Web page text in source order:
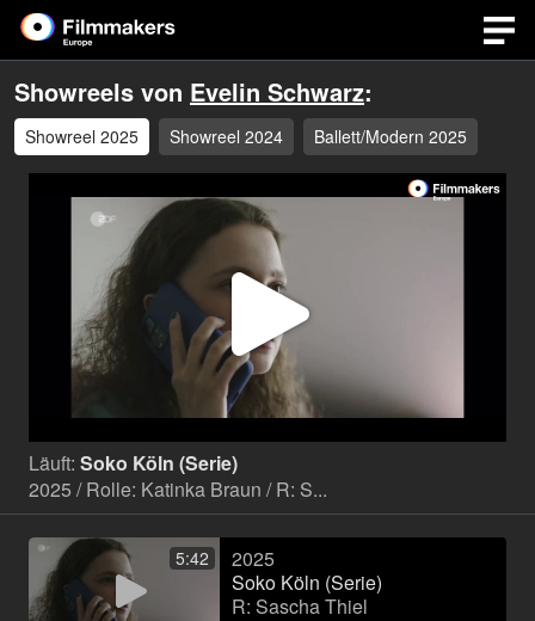
Showreels von Evelin Schwarz:
Showreel 2025 Showreel 2024 Ballett/Modern 2025
Video
Läuft: Soko Köln (Serie)
2025 / Rolle: Katinka Braun / R: S...
5:42
2025
Soko Köln (Serie)
R: Sascha Thiel